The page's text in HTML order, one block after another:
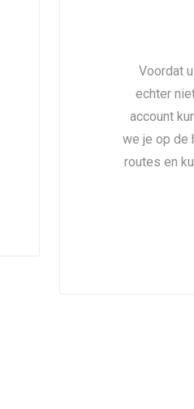
Voordat
echter
account
we je op de
routes en